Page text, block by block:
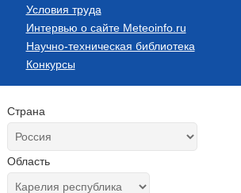
Условия труда
Интервью о сайте Meteoinfo.ru
Научно-техническая библиотека
Конкурсы
Страна
Область